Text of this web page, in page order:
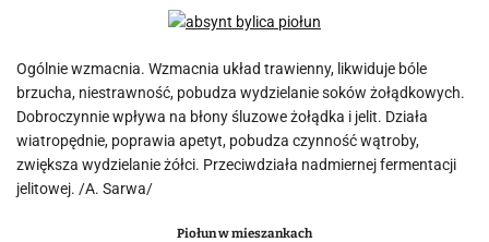
Ogólnie wzmacnia. Wzmacnia układ trawienny, likwiduje bóle
brzucha, niestrawność, pobudza wydzielanie soków żołądkowych.
Dobroczynnie wpływa na błony śluzowe żołądka i jelit. Działa
wiatropędnie, poprawia apetyt, pobudza czynność wątroby,
zwiększa wydzielanie żółci. Przeciwdziała nadmiernej fermentacji
jelitowej. /A. Sarwa/
Piołun w mieszankach